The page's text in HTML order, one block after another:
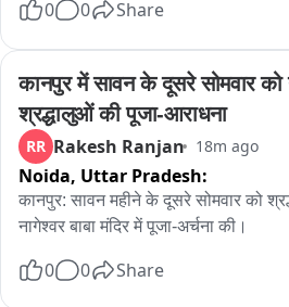
0 0 Share
कानपुर में सावन के दूसरे सोमवार को
श्रद्धालुओं की पूजा-आराधना
RR Rakesh Ranjan 18m ago
Noida, Uttar Pradesh:
कानपुर: सावन महीने के दूसरे सोमवार को
नागेश्वर बाबा मंदिर में पूजा-अर्चना की।
0 0 Share